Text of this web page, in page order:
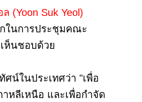
(Yoon Suk Yeol)
ในการประชุมคณะ
ห็นชอบด้วย
น์ในประเทศว่า "เพื่อ
หลีเหนือ และเพื่อกำจัด